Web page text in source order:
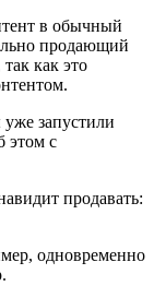
в обычный
продающий
как это
запустили
этом с
одновременно